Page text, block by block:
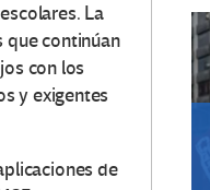
La
que continúan
con los
y exigentes
de